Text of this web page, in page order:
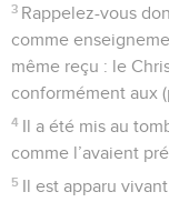
3 Rappelez-vous
comme
même reçu : le
conformément aux
4 Il a été mis au
comme l’avaient
5 Il est apparu